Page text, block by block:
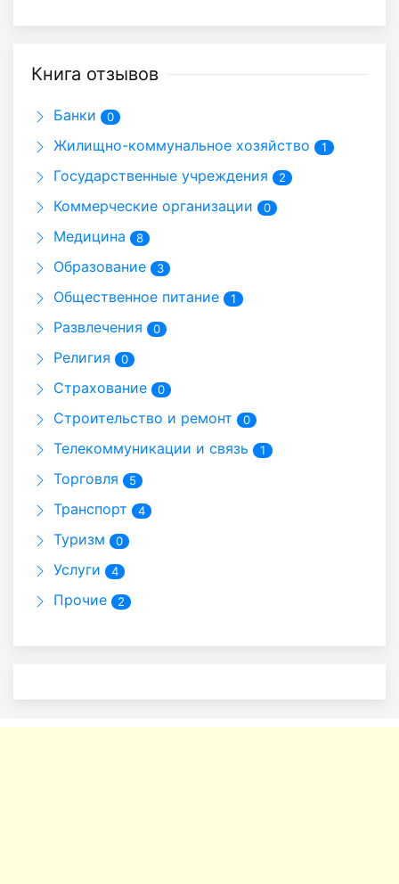
Книга отзывов
Банки 0
Жилищно-коммунальное хозяйство 1
Государственные учреждения 2
Коммерческие организации 0
Медицина 8
Образование 3
Общественное питание 1
Развлечения 0
Религия 0
Страхование 0
Строительство и ремонт 0
Телекоммуникации и связь 1
Торговля 5
Транспорт 4
Туризм 0
Услуги 4
Прочие 2